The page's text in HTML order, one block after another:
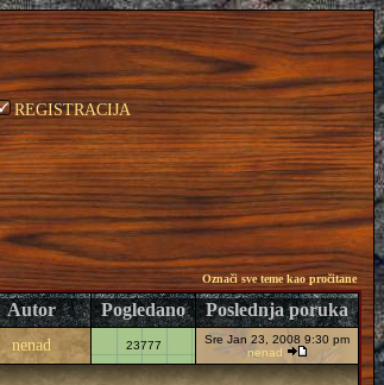
REGISTRACIJA
Označi sve teme kao pročitane
Autor Pogledano Poslednja poruka
nenad 23777
Sre Jan 23, 2008 9:30 pm
nenad